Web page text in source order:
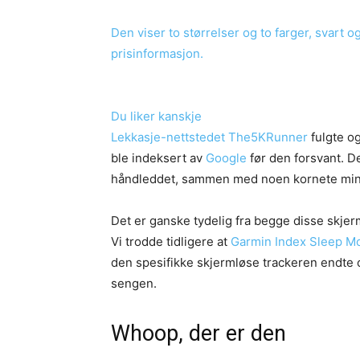
Den viser to størrelser og to farger, svart
prisinformasjon.
Du liker kanskje
Lekkasje-nettstedet The5KRunner fulgte
ble indeksert av Google før den forsvant.
håndleddet, sammen med noen kornete
Det er ganske tydelig fra begge disse
Vi trodde tidligere at Garmin Index Sleep
den spesifikke skjermløse trackeren
sengen.
Whoop, der er den